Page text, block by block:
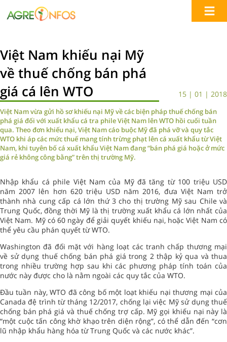
Việt Nam khiếu nại Mỹ
về thuế chống bán phá
giá cá lên WTO
15 | 01 | 2018
Việt Nam vừa gửi hồ sơ khiếu nại Mỹ về các biện pháp thuế chống bán
phá giá đối với xuất khẩu cá tra phile Việt Nam lên WTO hồi cuối tuần
qua. Theo đơn khiếu nại, Việt Nam cáo buộc Mỹ đã phá vỡ và quy tắc
WTO khi áp các mức thuế mang tính trừng phạt lên cá xuất khẩu từ Việt
Nam, khi tuyên bố cá xuất khẩu Việt Nam đang “bán phá giá hoặc ở mức
giá rẻ không công bằng” trên thị trường Mỹ.
Nhập khẩu cá phile Việt Nam của Mỹ đã tăng từ 100 triệu USD
năm 2007 lên hơn 620 triệu USD năm 2016, đưa Việt Nam trở
thành nhà cung cấp cá lớn thứ 3 cho thị trường Mỹ sau Chile và
Trung Quốc, đồng thời Mỹ là thị trường xuất khẩu cá lớn nhất của
Việt Nam. Mỹ có 60 ngày để giải quyết khiếu nại, hoặc Việt Nam có
thể yêu cầu phán quyết từ WTO.
Washington đã đối mặt với hàng loạt các tranh chấp thương mại
về sử dụng thuế chống bán phá giá trong 2 thập kỷ qua và thua
trong nhiều trường hợp sau khi các phương pháp tính toán của
nước này được cho là nằm ngoài các quy tắc của WTO.
Đầu tuần này, WTO đã công bố một loạt khiếu nại thương mại của
Canada đệ trình từ tháng 12/2017, chống lại việc Mỹ sử dụng thuế
chống bán phá giá và thuế chống trợ cấp. Mỹ gọi khiếu nại này là
“một cuộc tấn công khờ khạo trên diện rộng”, có thể dẫn đến “cơn
lũ nhập khẩu hàng hóa từ Trung Quốc và các nước khác”.